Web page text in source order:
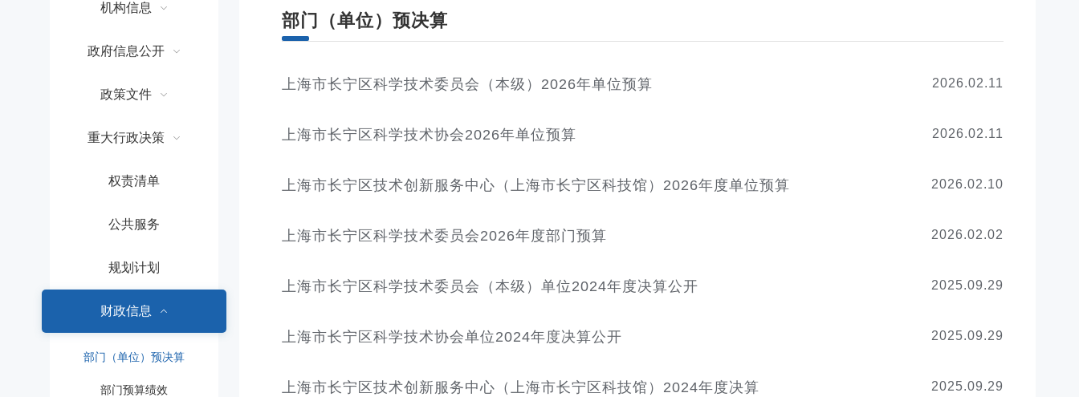
机构信息
政府信息公开
政策文件
重大行政决策
权责清单
公共服务
规划计划
财政信息
部门（单位）预决算
部门预算绩效
部门（单位）预决算
上海市长宁区科学技术委员会（本级）2026年单位预算 2026.02.11
上海市长宁区科学技术协会2026年单位预算 2026.02.11
上海市长宁区技术创新服务中心（上海市长宁区科技馆）2026年度单位预算 2026.02.10
上海市长宁区科学技术委员会2026年度部门预算 2026.02.02
上海市长宁区科学技术委员会（本级）单位2024年度决算公开 2025.09.29
上海市长宁区科学技术协会单位2024年度决算公开 2025.09.29
上海市长宁区技术创新服务中心（上海市长宁区科技馆）2024年度决算 2025.09.29